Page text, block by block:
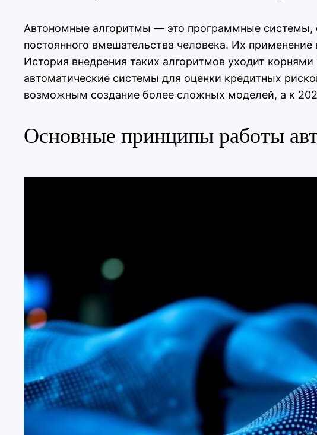
Автономные алгоритмы — это программные системы,
постоянного вмешательства человека. Их
История внедрения таких алгоритмов уходит
автоматические системы для оценки кредитных
возможным создание более сложных моделей, а к
Основные принципы работы